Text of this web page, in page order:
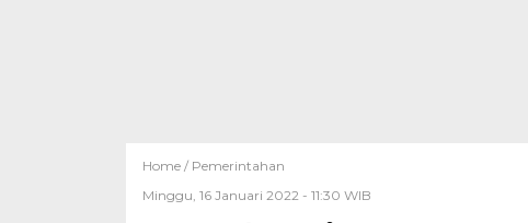
Home / Pemerintahan
Minggu, 16 Januari 2022 - 11:30 WIB